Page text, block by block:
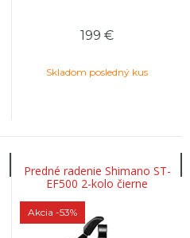
199 €
Skladom posledný kus
Predné radenie Shimano ST-
EF500 2-kolo čierne
Akcia -53%